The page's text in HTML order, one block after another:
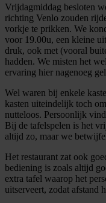
Vrijdagmiddag besloten
richting Venlo zouden
vorkje te prikken. We
voor 19.00u, een kleine
druk, ook met (vooral
hadden. We misten het
ervaring hier nagenoeg
Wel waren bij enkele
kasten uiteindelijk toch
nutteloos. Persoonlijk
Bij de tafelspelen is het
altijd zo, maar we
Het restaurant zat ook
bediening is zoals altijd
extra tafel waarop het
uitserveert, zodat afstand